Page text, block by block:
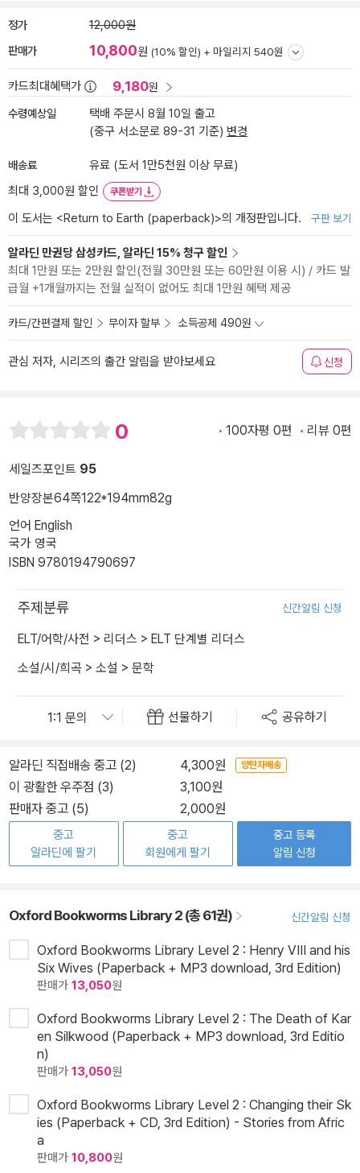
정가 12,000원
판매가 10,800원 (10% 할인) + 마일리지 540원
카드최대혜택가 9,180원
수령예상일
택배 주문시 8월 10일 출고
(중구 서소문로 89-31 기준) 변경
배송료
유료 (도서 1만5천원 이상 무료)
최대 3,000원 할인
쿠폰받기
이 도서는 <Return to Earth (paperback)>의 개정판입니다. 구판 보기
알라딘 만권당 삼성카드, 알라딘 15% 청구 할인
최대 1만원 또는 2만원 할인(전월 30만원 또는 60만원 이용 시) / 카드 발
급월 +1개월까지는 전월 실적이 없어도 최대 1만원 혜택 제공
카드/간편결제 할인 무이자 할부 소득공제 490원
관심 저자, 시리즈의 출간 알림을 받아보세요 신청
0 100자평 0편 리뷰 0편
세일즈포인트 95
반양장본64쪽122*194mm82g
언어 English
국가 영국
ISBN 9780194790697
주제분류 신간알림 신청
ELT/어학/사전 > 리더스 > ELT 단계별 리더스
소설/시/희곡 > 소설 > 문학
선물하기 공유하기
알라딘 직접배송 중고 (2) 4,300원 양탄자배송
이 광활한 우주점 (3)
3,100원
판매자 중고 (5)
2,000원
중고
알라딘에 팔기
중고
회원에게 팔기
중고 등록
알림 신청
Oxford Bookworms Library 2 (총 61권) 신간알림 신청
Oxford Bookworms Library Level 2 : Henry VIII and his
Six Wives (Paperback + MP3 download, 3rd Edition)
판매가 13,050원
Oxford Bookworms Library Level 2 : The Death of Kar
en Silkwood (Paperback + MP3 download, 3rd Editio
n)
판매가 13,050원
Oxford Bookworms Library Level 2 : Changing their Sk
ies (Paperback + CD, 3rd Edition) - Stories from Afric
a
판매가 10,800원